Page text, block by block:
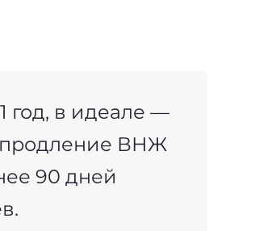
год, в идеале —
продление ВНЖ
90 дней